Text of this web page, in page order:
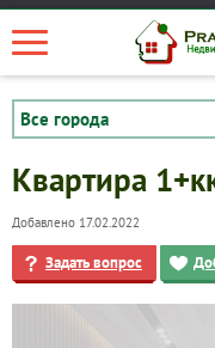
Квартира
Добавлено 17.02.2022
Задать вопрос